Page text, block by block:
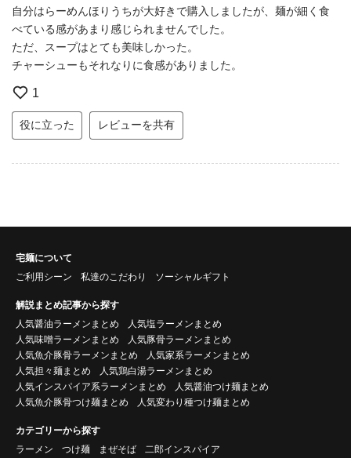
自分はらーめんほりうちが大好きで購入しましたが、麺が細く食
べている感があまり感じられませんでした。
ただ、スープはとても美味しかった。
チャーシューもそれなりに食感がありました。
1
役に立った レビューを共有
宅麺について
ご利用シーン
私達のこだわり ソーシャルギフト
解説まとめ記事から探す
人気醤油ラーメンまとめ
人気塩ラーメンまとめ
人気味噌ラーメンまとめ
人気豚骨ラーメンまとめ
人気魚介豚骨ラーメンまとめ
人気家系ラーメンまとめ
人気担々麺まとめ
人気鶏白湯ラーメンまとめ
人気インスパイア系ラーメンまとめ
人気醤油つけ麺まとめ
人気魚介豚骨つけ麺まとめ
人気変わり種つけ麺まとめ
カテゴリーから探す
ラーメン
つけ麺 まぜそば
二郎インスパイア